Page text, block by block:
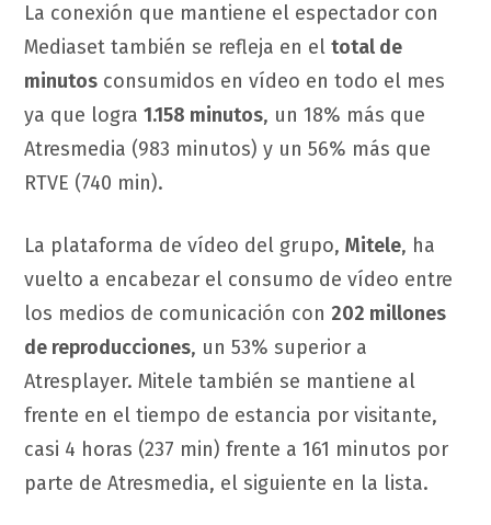
La conexión que mantiene el espectador con
Mediaset también se refleja en el total de
minutos consumidos en vídeo en todo el mes
ya que logra 1.158 minutos, un 18% más que
Atresmedia (983 minutos) y un 56% más que
RTVE (740 min).
La plataforma de vídeo del grupo, Mitele, ha
vuelto a encabezar el consumo de vídeo entre
los medios de comunicación con 202 millones
de reproducciones, un 53% superior a
Atresplayer. Mitele también se mantiene al
frente en el tiempo de estancia por visitante,
casi 4 horas (237 min) frente a 161 minutos por
parte de Atresmedia, el siguiente en la lista.